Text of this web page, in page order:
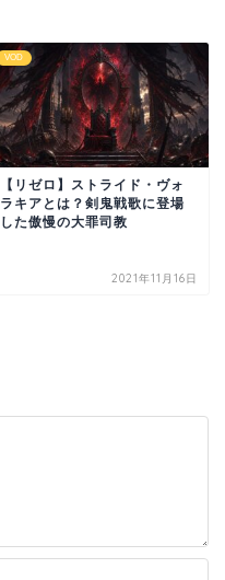
VOD
【リゼロ】ストライド・ヴォ
ラキアとは？剣鬼戦歌に登場
した傲慢の大罪司教
2021年11月16日